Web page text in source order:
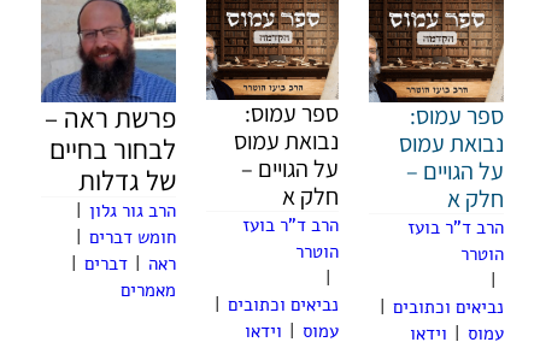
ספר עמוס:
נבואת עמוס
על הגויים –
חלק א
הרב ד"ר בועז
הוטרר
נביאים וכתובים |
עמוס | וידאו
ספר עמוס:
נבואת עמוס
על הגויים –
חלק א
הרב ד"ר בועז
הוטרר
נביאים וכתובים |
עמוס | וידאו
פרשת ראה –
לבחור בחיים
של גדלות
הרב גור גלון |
חומש דברים |
ראה | דברים |
מאמרים